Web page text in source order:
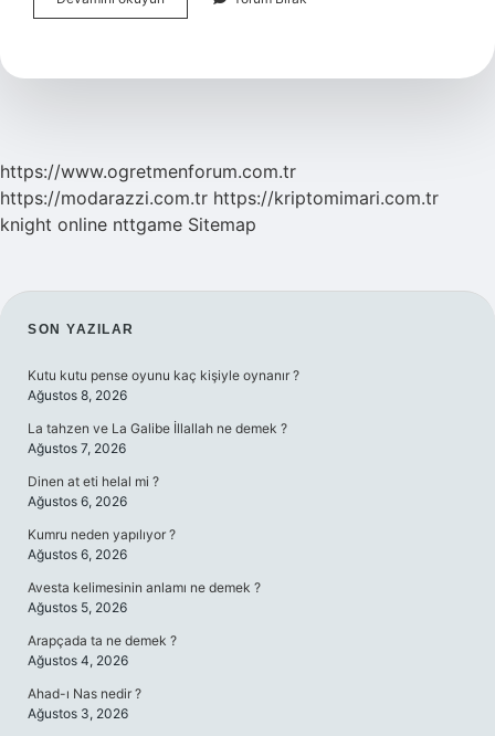
Ya
Salavatı
https://www.ogretmenforum.com.tr
https://modarazzi.com.tr https://kriptomimari.com.tr
knight online nttgame Sitemap
SIDEBAR
SON YAZILAR
Kutu kutu pense oyunu kaç kişiyle oynanır ?
Ağustos 8, 2026
La tahzen ve La Galibe İllallah ne demek ?
Ağustos 7, 2026
Dinen at eti helal mi ?
Ağustos 6, 2026
Kumru neden yapılıyor ?
Ağustos 6, 2026
Avesta kelimesinin anlamı ne demek ?
Ağustos 5, 2026
Arapçada ta ne demek ?
Ağustos 4, 2026
Ahad-ı Nas nedir ?
Ağustos 3, 2026